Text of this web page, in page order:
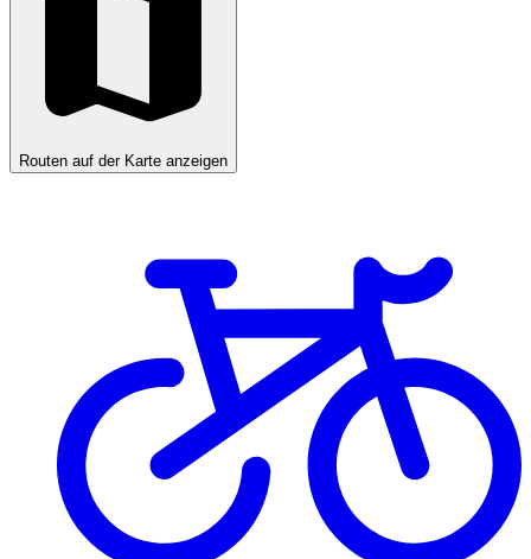
Routen auf der Karte anzeigen